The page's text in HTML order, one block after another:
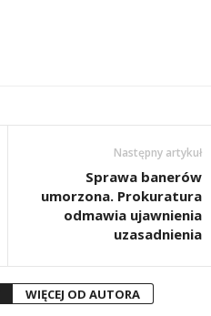
Następny artykuł
Sprawa banerów
umorzona. Prokuratura
odmawia ujawnienia
uzasadnienia
WIĘCEJ OD AUTORA